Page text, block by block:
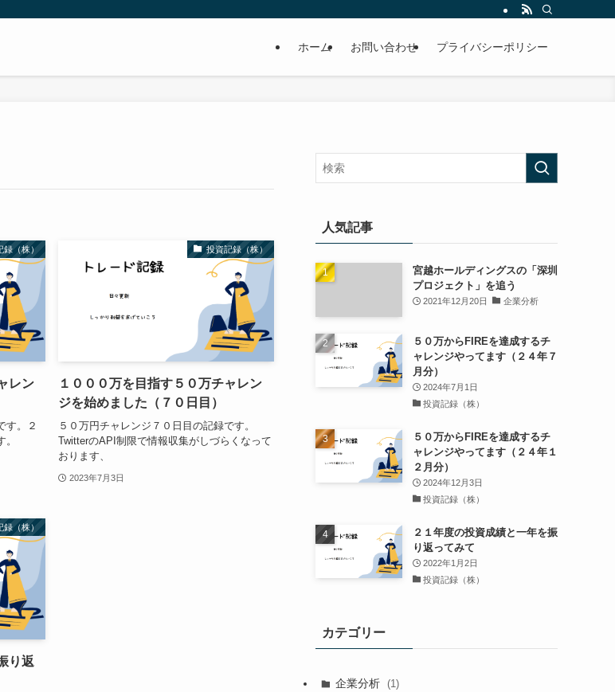
ホーム お問い合わせ プライバシーポリシー
録（株）
レン
す。２
投資記録（株）
１０００万を目指す５０万チャレン
ジを始めました（７０日目）
５０万円チャレンジ７０日目の記録です。
TwitterのAPI制限で情報収集がしづらくなって
おります、
2023年7月3日
録（株）
り返
人気記事
宮越ホールディングスの「深圳
プロジェクト」を追う
2021年12月20日 企業分析
５０万からFIREを達成するチ
ャレンジやってます（２４年７
月分）
2024年7月1日
投資記録（株）
５０万からFIREを達成するチ
ャレンジやってます（２４年１
２月分）
2024年12月3日
投資記録（株）
２１年度の投資成績と一年を振
り返ってみて
2022年1月2日
投資記録（株）
カテゴリー
企業分析 (1)